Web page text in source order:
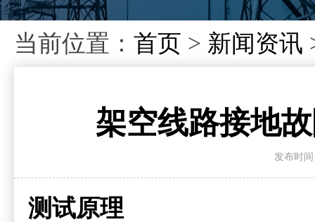
当前位置： 首页 > 新闻资讯
架空线路接地
发布时间
测试原理